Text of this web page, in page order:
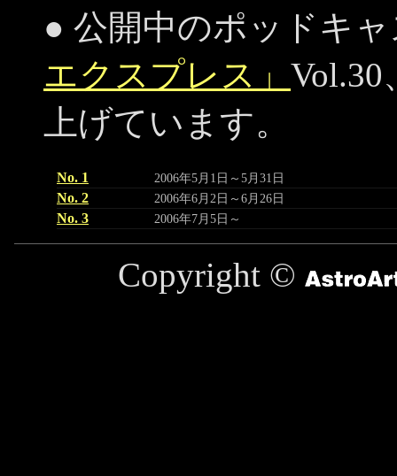
● 公開中のポッドキ
エクスプレス」 Vol.30
上げています。
No. 1 2006年5月1日～5月31日
No. 2 2006年6月2日～6月26日
No. 3 2006年7月5日～
Copyright ©